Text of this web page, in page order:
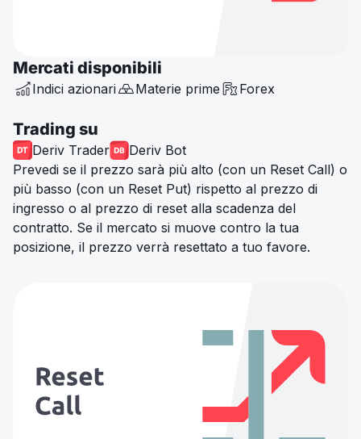
Mercati disponibili
Indici azionari Materie prime Forex
Trading su
Deriv Trader
Deriv Bot
Prevedi se il prezzo sarà più alto (con un Reset Call) o
più basso (con un Reset Put) rispetto al prezzo di
ingresso o al prezzo di reset alla scadenza del
contratto. Se il mercato si muove contro la tua
posizione, il prezzo verrà resettato a tuo favore.